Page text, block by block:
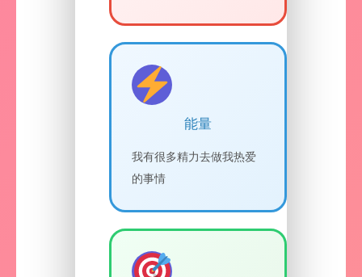
能量
我有很多精力去做我热爱
的事情